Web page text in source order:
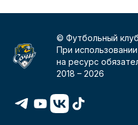
© Футбольный
При
на ресурс
2018 –2026